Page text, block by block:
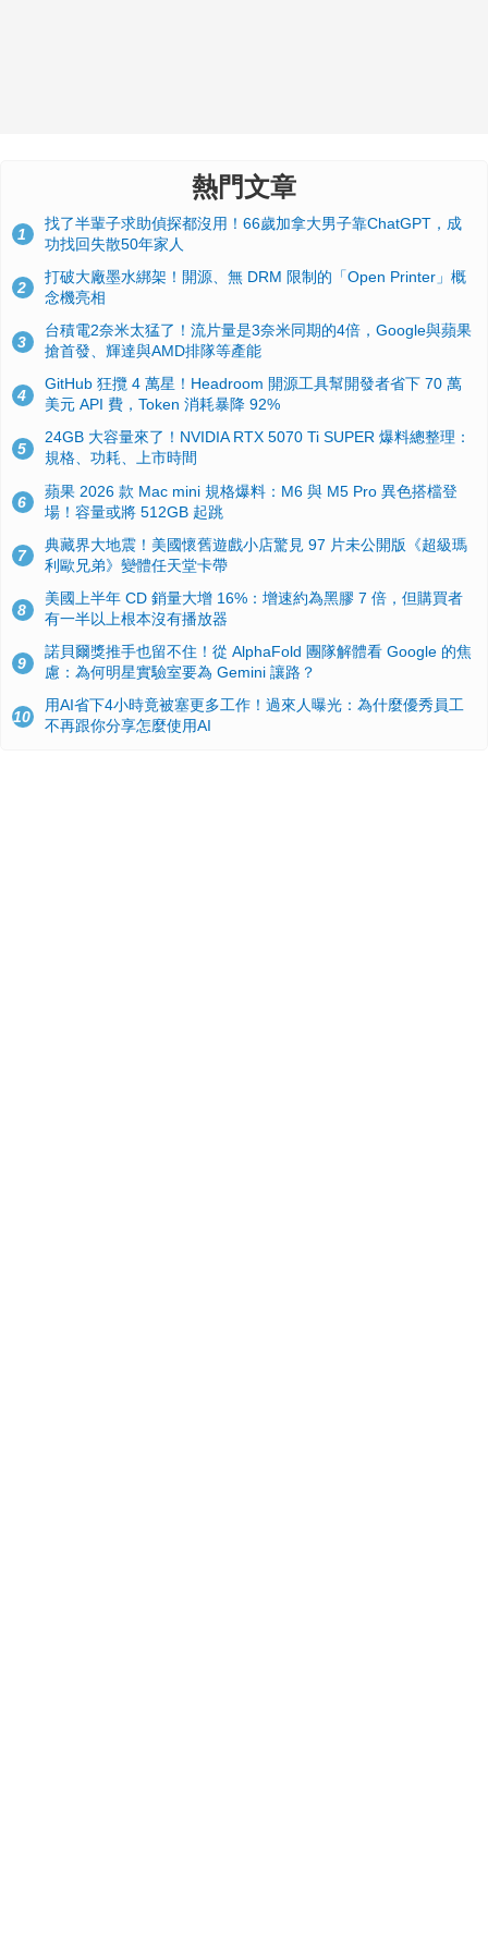
熱門文章
1
找了半輩子求助偵探都沒用！66歲加拿大男子靠ChatGPT，成
功找回失散50年家人
2
打破大廠墨水綁架！開源、無 DRM 限制的「Open Printer」概
念機亮相
3
台積電2奈米太猛了！流片量是3奈米同期的4倍，Google與蘋果
搶首發、輝達與AMD排隊等產能
4
GitHub 狂攬 4 萬星！Headroom 開源工具幫開發者省下 70 萬
美元 API 費，Token 消耗暴降 92%
5
24GB 大容量來了！NVIDIA RTX 5070 Ti SUPER 爆料總整理：
規格、功耗、上市時間
6
蘋果 2026 款 Mac mini 規格爆料：M6 與 M5 Pro 異色搭檔登
場！容量或將 512GB 起跳
7
典藏界大地震！美國懷舊遊戲小店驚見 97 片未公開版《超級瑪
利歐兄弟》變體任天堂卡帶
8
美國上半年 CD 銷量大增 16%：增速約為黑膠 7 倍，但購買者
有一半以上根本沒有播放器
9
諾貝爾獎推手也留不住！從 AlphaFold 團隊解體看 Google 的焦
慮：為何明星實驗室要為 Gemini 讓路？
10
用AI省下4小時竟被塞更多工作！過來人曝光：為什麼優秀員工
不再跟你分享怎麼使用AI